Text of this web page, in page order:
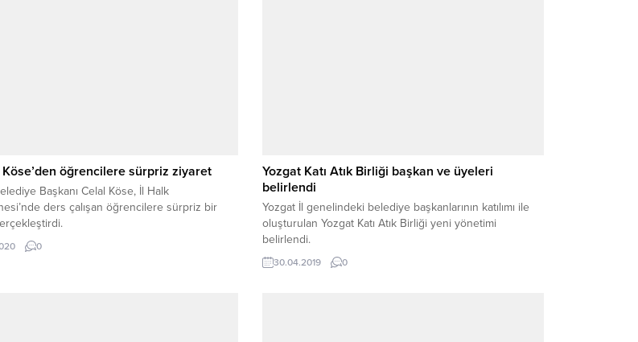
Köse’den öğrencilere sürpriz ziyaret
Başkanı Celal Köse, İl Halk
ders çalışan öğrencilere sürpriz bir
0
Yozgat Katı Atık Birliği başkan ve üyeleri
belirlendi
Yozgat İl genelindeki belediye başkanlarının katılımı ile
oluşturulan Yozgat Katı Atık Birliği yeni yönetimi
belirlendi.
30.04.2019 0